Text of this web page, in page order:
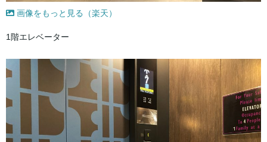
画像をもっと見る（楽天）
1階エレベーター